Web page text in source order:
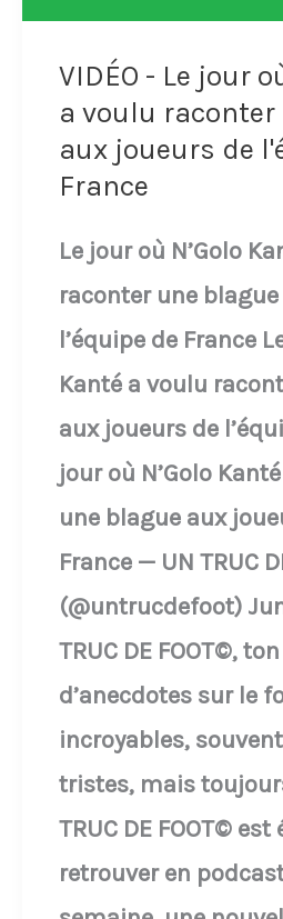
VIDÉO - Le jour
a voulu
aux joueurs de
France
Le jour où N’Golo
raconter une
l’équipe de France
Kanté a voulu
aux joueurs de
jour où N’Golo
une blague aux
France — UN TRUC
(@untrucdefoot)
TRUC DE FOOT©,
d’anecdotes sur le
incroyables,
tristes, mais
TRUC DE FOOT©
retrouver en